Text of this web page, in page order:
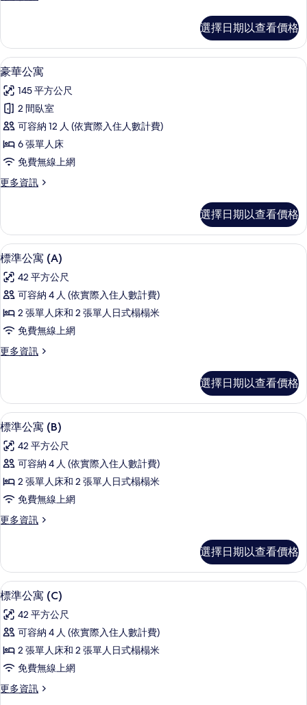
(C)
的
所
有
相
片
2
間
臥
(C)
的
詳
情
選擇日期以查看價格
顯
示
豪
華
公
寓
所
相
片
26
豪華公寓
145 平方公尺
2 間臥室
可容納 12 人 (依實際入住人數計費)
6 張單人床
免費無線上網
更多資訊
更
公
寓
的
情
選擇日期以查看價格
顯
示
標
準
公
(A)
所
有
相
片
標準公寓 (A) | 書桌、筆電工作空間、
16
標準公寓 (A)
42 平方公尺
可容納 4 人 (依實際入住人數計費)
2 張單人床和 2 張單人日式榻榻米
免費無線上網
更多資訊
更
公
寓
(A)
詳
情
選擇日期以查看價格
顯
示
標
準
公
(B)
所
有
相
片
標準公寓 (B) | 書桌、筆電工作空間、
17
標準公寓 (B)
42 平方公尺
可容納 4 人 (依實際入住人數計費)
2 張單人床和 2 張單人日式榻榻米
免費無線上網
更多資訊
更
公
寓
(B)
詳
情
選擇日期以查看價格
顯
示
標
準
公
(C)
標準公寓 (C) | 書桌、筆電工作空間、
20
標準公寓 (C)
42 平方公尺
可容納 4 人 (依實際入住人數計費)
2 張單人床和 2 張單人日式榻榻米
免費無線上網
更多資訊
更